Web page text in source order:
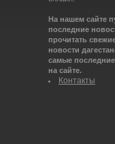
На нашем сайте
последние
прочитать
новости
самые
на сайте.
Контакты